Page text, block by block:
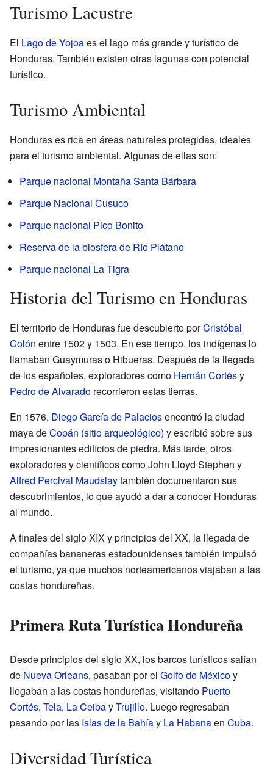
Turismo Lacustre
El Lago de Yojoaes el lago más grande y turístico de
Honduras. También existen otras lagunas con potencial
turístico.
Turismo Ambiental
Honduras es rica en áreas naturales protegidas, ideales
para el turismo ambiental. Algunas de ellas son:
Parque nacional Montaña Santa Bárbara
Parque Nacional Cusuco
Parque nacional Pico Bonito
Reserva de la biosfera de Río Plátano
Parque nacional La Tigra
Historia del Turismo en Honduras
El territorio de Honduras fue descubierto porCristóbal
Colón entre 1502 y 1503. En ese tiempo, los indígenas lo
llamaban Guaymuras o Hibueras. Después de la llegada
de los españoles, exploradores como Hernán Cortésy
Pedro de Alvarado recorrieron estas tierras.
En 1576, Diego García de Palaciosencontró la ciudad
maya deCopán (sitio arqueológico) y escribió sobre sus
impresionantes edificios de piedra. Más tarde, otros
exploradores y científicos como John Lloyd Stephen y
Alfred Percival Maudslaytambién documentaron sus
descubrimientos, lo que ayudó a dar a conocer Honduras
al mundo.
A finales del siglo XIX y principios del XX, la llegada de
compañías bananeras estadounidenses también impulsó
el turismo, ya que muchos norteamericanos viajaban a las
costas hondureñas.
Primera Ruta Turística Hondureña
Desde principios del siglo XX, los barcos turísticos salían
de Nueva Orleans, pasaban por el Golfo de Méxicoy
llegaban a las costas hondureñas, visitando Puerto
Cortés, Tela, La CeibayTrujillo. Luego regresaban
pasando por las Islas de la Bahíay La Habanaen Cuba.
Diversidad Turística